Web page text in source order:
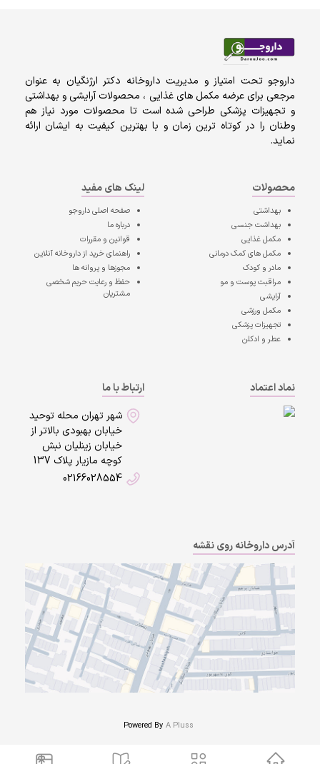
داروجو تحت امتیاز و مدیریت داروخانه دکتر ارژنگیان به عنوان
مرجعی برای عرضه مکمل های غذایی ، محصولات آرایشی و بهداشتی
و تجهیزات پزشکی طراحی شده است تا محصولات مورد نیاز هم
وطنان را در کوتاه ترین زمان و با بهترین کیفیت به ایشان ارائه
نماید.
محصولات
بهداشتی
بهداشت جنسی
مکمل غذایی
مکمل های کمک درمانی
مادر و کودک
مراقبت پوست و مو
آرایشی
مکمل ورزشی
تجهیزات پزشکی
عطر و ادکلن
لینک های مفید
صفحه اصلیداروجو
درباره ما
قوانین و مقررات
راهنمای خرید از داروخانه آنلاین
مجوزها و پروانه ها
حفظ و رعایت حریم شخصی
مشتریان
نماد اعتماد
ارتباط با ما
شهر تهران محله توحید
خیابان بهبودی بالاتر از
خیابان زینلیان نبش
کوچه مازیار پلاک 137
02166028554
آدرس داروخانه روی نقشه
A Pluss
Powered By